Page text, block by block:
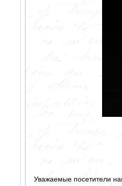
Уважаемые посетители